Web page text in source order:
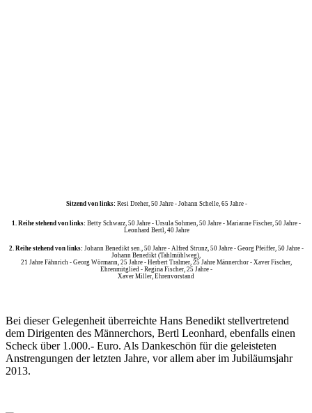
Sitzend von links: Resi Dreher, 50 Jahre - Johann Schelle, 65 Jahre -
1. Reihe stehend von links: Betty Schwarz, 50 Jahre - Ursula Sohmen, 50 Jahre - Marianne Fischer, 50 Jahre -
Leonhard Bertl, 40 Jahre
2. Reihe stehend von links: Johann Benedikt sen., 50 Jahre - Alfred Strunz, 50 Jahre - Georg Pfeiffer, 50 Jahre -
Johann Benedikt (Tahlmühlweg),
21 Jahre Fähnrich - Georg Wörmann, 25 Jahre - Herbert Tralmer, 25 Jahre Männerchor - Xaver Fischer,
Ehrenmitglied - Regina Fischer, 25 Jahre -
Xaver Miller, Ehrenvorstand
Bei dieser Gelegenheit überreichte Hans Benedikt stellvertretend
dem Dirigenten des Männerchors, Bertl Leonhard, ebenfalls einen
Scheck über 1.000.- Euro. Als Dankeschön für die geleisteten
Anstrengungen der letzten Jahre, vor allem aber im Jubiläumsjahr
2013.